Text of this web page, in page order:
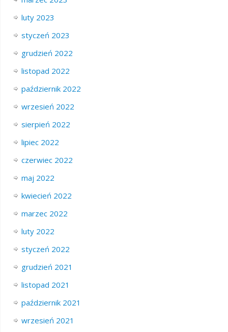
luty 2023
styczeń 2023
grudzień 2022
listopad 2022
październik 2022
wrzesień 2022
sierpień 2022
lipiec 2022
czerwiec 2022
maj 2022
kwiecień 2022
marzec 2022
luty 2022
styczeń 2022
grudzień 2021
listopad 2021
październik 2021
wrzesień 2021